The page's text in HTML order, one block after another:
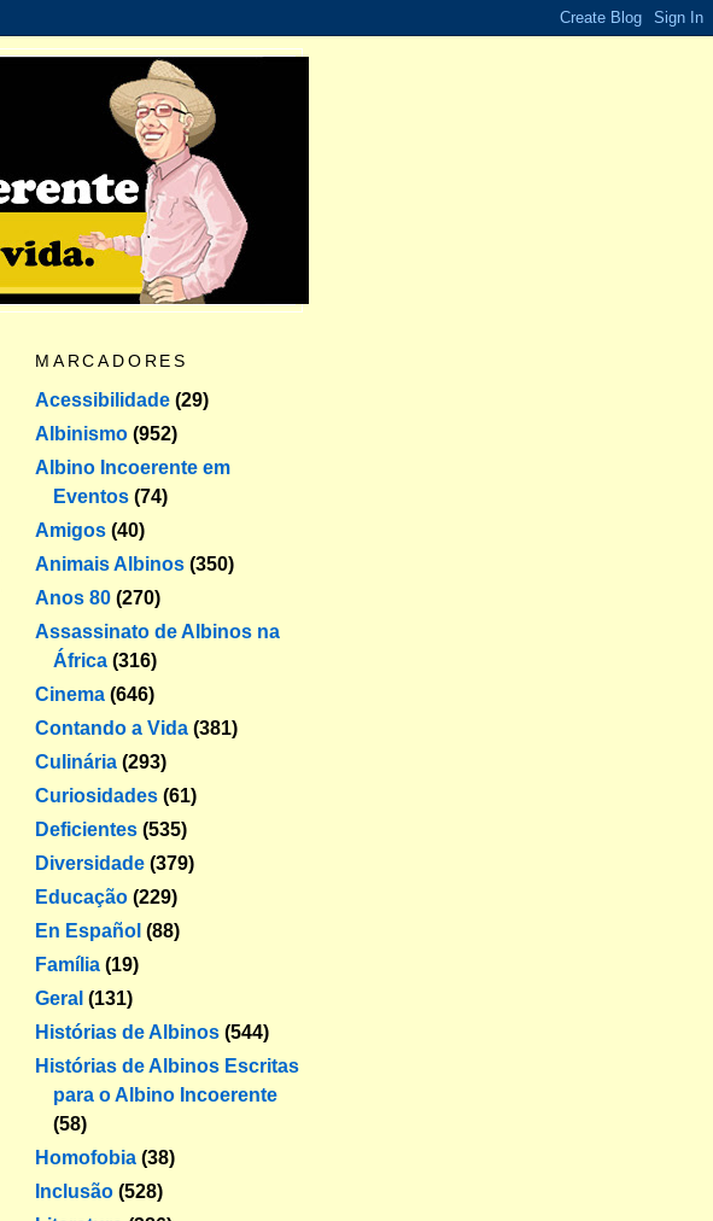
MARCADORES
Acessibilidade (29)
Albinismo (952)
Albino Incoerente em
Eventos (74)
Amigos (40)
Animais Albinos (350)
Anos 80 (270)
Assassinato de Albinos na
África (316)
Cinema (646)
Contando a Vida (381)
Culinária (293)
Curiosidades (61)
Deficientes (535)
Diversidade (379)
Educação (229)
En Español (88)
Família (19)
Geral (131)
Histórias de Albinos (544)
Histórias de Albinos Escritas
para o Albino Incoerente
(58)
Homofobia (38)
Inclusão (528)